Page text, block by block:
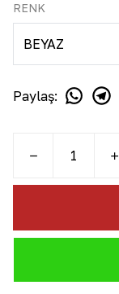
RENK
Paylaş: